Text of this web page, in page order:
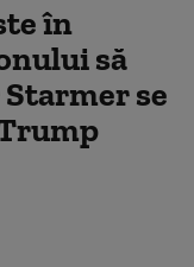
în
să
se